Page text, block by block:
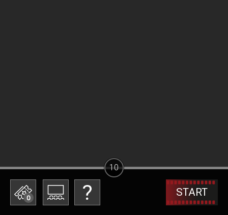
0 START
10